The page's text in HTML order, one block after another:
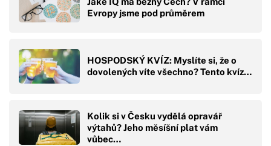
Evropy jsme pod průměrem
HOSPODSKÝ KVÍZ: Myslíte si, že o
dovolených víte všechno? Tento kvíz…
Kolik si v Česku vydělá opravář
výtahů? Jeho měsíšní plat vám
vůbec…